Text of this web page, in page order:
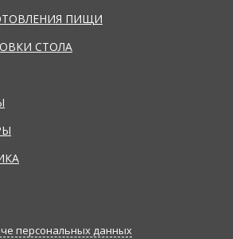
ПИЩИ
СТОЛА
персональных данных